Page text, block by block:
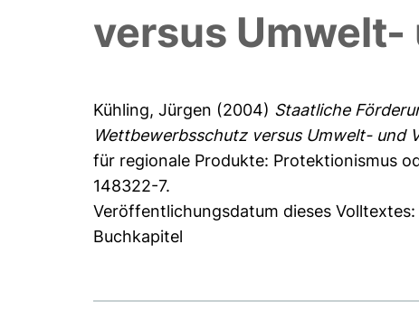
versus
Kühling, Jürgen (2004) Staatliche
Wettbewerbsschutz versus Umwelt- und
für regionale Produkte: Protektionismus
148322-7.
Veröffentlichungsdatum dieses
Buchkapitel